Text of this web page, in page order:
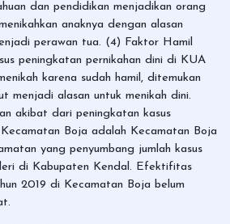
dan pendidikan menjadikan orang
anaknya dengan alasan
perawan tua. (4) Faktor Hamil
peningkatan pernikahan dini di KUA
karena sudah hamil, ditemukan
menjadi alasan untuk menikah dini.
akibat dari peningkatan kasus
Boja adalah Kecamatan Boja
yang penyumbang jumlah kasus
di Kabupaten Kendal. Efektifitas
2019 di Kecamatan Boja belum